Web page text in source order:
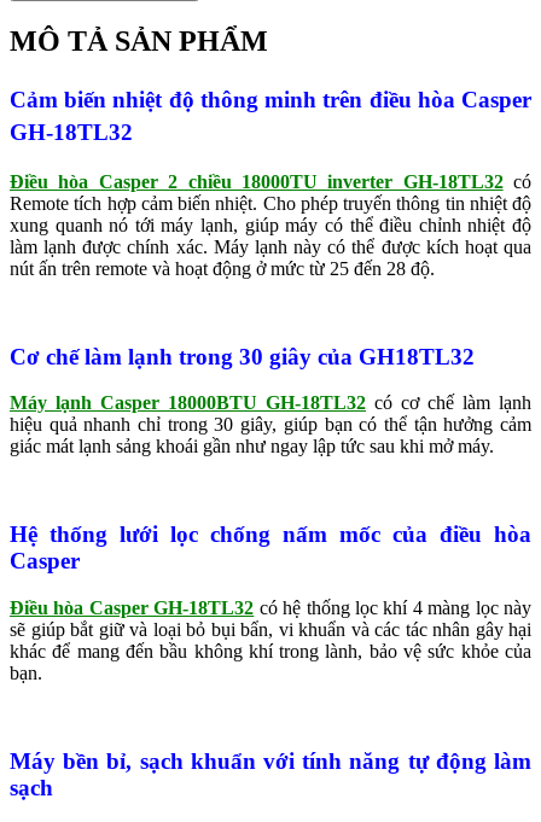
MÔ TẢ SẢN PHẨM
Cảm biến nhiệt độ thông minh trên điều hòa Casper
GH-18TL32
Điều hòa Casper 2 chiều 18000TU inverter GH-18TL32có
Remote tích hợp cảm biến nhiệt. Cho phép truyến thông tin nhiệt độ
xung quanh nó tới máy lạnh, giúp máy có thể điều chỉnh nhiệt độ
làm lạnh được chính xác. Máy lạnh này có thể được kích hoạt qua
nút ấn trên remote và hoạt động ở mức từ 25 đến 28 độ.
Cơ chế làm lạnh trong 30 giây của GH18TL32
Máy lạnh Casper 18000BTU GH-18TL32 có cơ chế làm lạnh
hiệu quả nhanh chỉ trong 30 giây, giúp bạn có thể tận hưởng cảm
giác mát lạnh sảng khoái gần như ngay lập tức sau khi mở máy.
Hệ thống lưới lọc chống nấm mốc của điều hòa
Casper
Điều hòa Casper GH-18TL32 có hệ thống lọc khí 4 màng lọc này
sẽ giúp bắt giữ và loại bỏ bụi bẩn, vi khuẩn và các tác nhân gây hại
khác để mang đến bầu không khí trong lành, bảo vệ sức khỏe của
bạn.
Máy bền bỉ, sạch khuẩn với tính năng tự động làm
sạch